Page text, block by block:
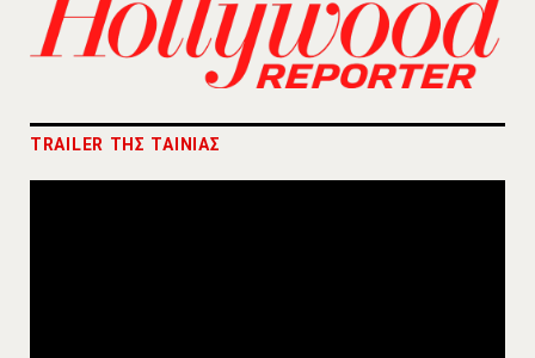
TRAILER ΤΗΣ ΤΑΙΝΙΑΣ